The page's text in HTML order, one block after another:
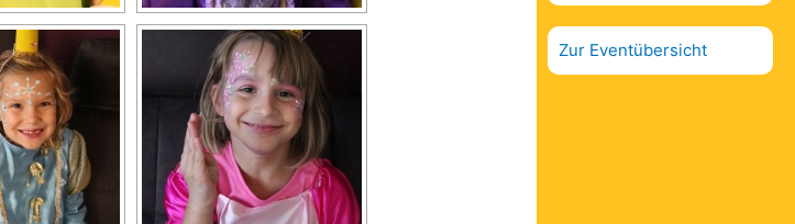
Zur Eventübersicht